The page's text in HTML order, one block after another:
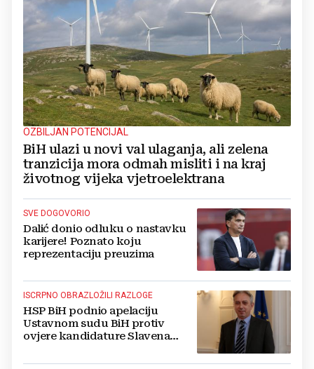
OZBILJAN POTENCIJAL
BiH ulazi u novi val ulaganja, ali zelena
tranzicija mora odmah misliti i na kraj
životnog vijeka vjetroelektrana
SVE DOGOVORIO
Dalić donio odluku o nastavku
karijere! Poznato koju
reprezentaciju preuzima
ISCRPNO OBRAZLOŽILI RAZLOGE
HSP BiH podnio apelaciju
Ustavnom sudu BiH protiv
ovjere kandidature Slavena